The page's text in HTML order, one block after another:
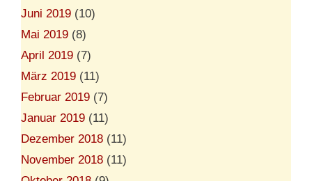
Juni 2019 (10)
Mai 2019 (8)
April 2019 (7)
März 2019 (11)
Februar 2019 (7)
Januar 2019 (11)
Dezember 2018 (11)
November 2018 (11)